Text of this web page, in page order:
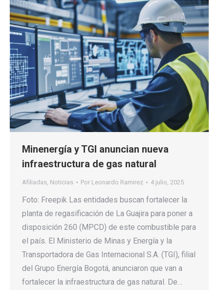
Minenergía y TGI anuncian nueva
infraestructura de gas natural
Afiliadas, Noticias Por Leonardo Ramirez 4 julio, 2025
Foto: Freepik Las entidades buscan fortalecer la
planta de regasificación de La Guajira para poner a
disposición 260 (MPCD) de este combustible para
el país. El Ministerio de Minas y Energía y la
Transportadora de Gas Internacional S.A. (TGI), filial
del Grupo Energía Bogotá, anunciaron que van a
fortalecer la infraestructura de gas natural. De…